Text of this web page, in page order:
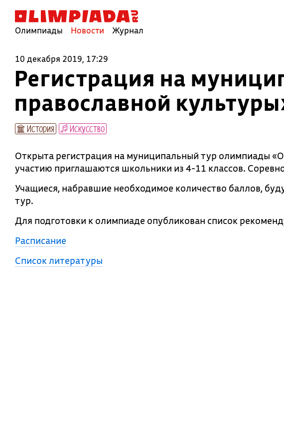
Олимпиады Новости Журнал
10 декабря 2019, 17:29
Регистрация на
православной
История Искусство
Открыта регистрация на муниципальный тур олимпиады
участию приглашаются школьники из 4-11 классов.
Учащиеся, набравшие необходимое количество баллов,
тур.
Для подготовки к олимпиаде опубликован список
Расписание
Список литературы